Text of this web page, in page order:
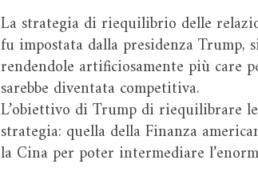
La strategia di riequilibrio delle
fu impostata dalla presidenza Trump,
rendendole artificiosamente più care
sarebbe diventata competitiva.
L’obiettivo di Trump di riequilibrare
strategia: quella della Finanza
la Cina per poter intermediare